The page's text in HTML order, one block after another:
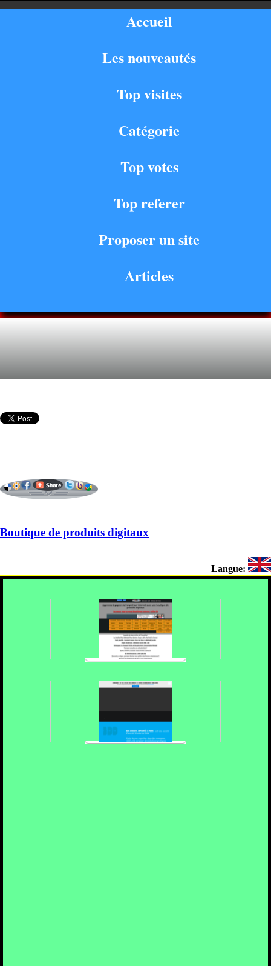
Accueil
Les nouveautés
Top visites
Catégorie
Top votes
Top referer
Proposer un site
Articles
Boutique de produits digitaux
Langue: